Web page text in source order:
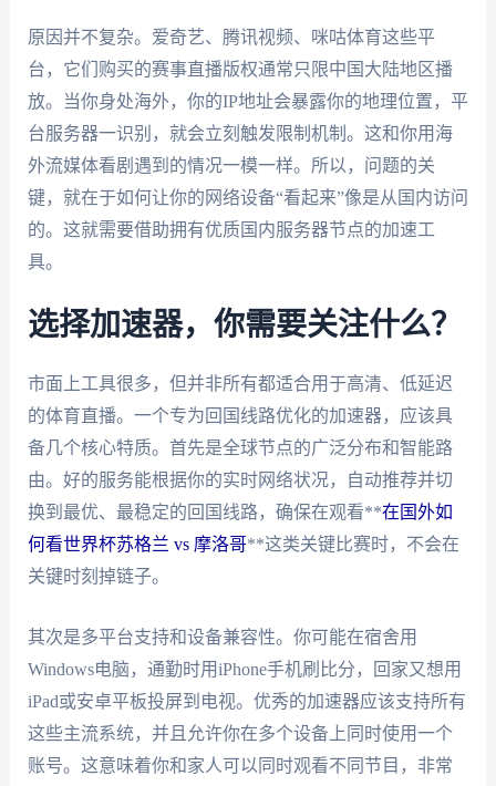
原因并不复杂。爱奇艺、腾讯视频、咪咕体育这些平
台，它们购买的赛事直播版权通常只限中国大陆地区播
放。当你身处海外，你的IP地址会暴露你的地理位置，平
台服务器一识别，就会立刻触发限制机制。这和你用海
外流媒体看剧遇到的情况一模一样。所以，问题的关
键，就在于如何让你的网络设备“看起来”像是从国内访问
的。这就需要借助拥有优质国内服务器节点的加速工
具。
选择加速器，你需要关注什么？
市面上工具很多，但并非所有都适合用于高清、低延迟
的体育直播。一个专为回国线路优化的加速器，应该具
备几个核心特质。首先是全球节点的广泛分布和智能路
由。好的服务能根据你的实时网络状况，自动推荐并切
换到最优、最稳定的回国线路，确保在观看**在国外如
何看世界杯苏格兰 vs 摩洛哥**这类关键比赛时，不会在
关键时刻掉链子。
其次是多平台支持和设备兼容性。你可能在宿舍用
Windows电脑，通勤时用iPhone手机刷比分，回家又想用
iPad或安卓平板投屏到电视。优秀的加速器应该支持所有
这些主流系统，并且允许你在多个设备上同时使用一个
账号。这意味着你和家人可以同时观看不同节目，非常